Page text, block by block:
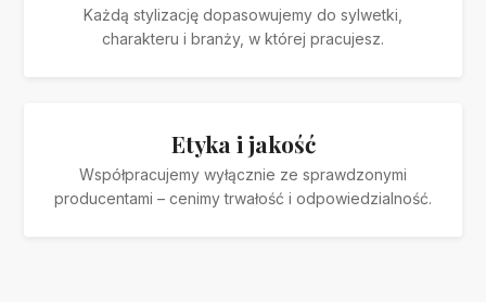
Każdą stylizację dopasowujemy do sylwetki,
charakteru i branży, w której pracujesz.
Etyka i jakość
Współpracujemy wyłącznie ze sprawdzonymi
producentami – cenimy trwałość i odpowiedzialność.